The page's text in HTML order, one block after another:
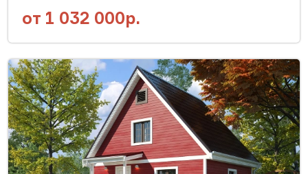
от 1 032 000р.